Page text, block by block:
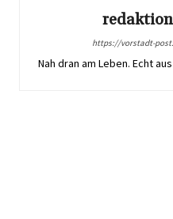
redaktion
https://vorstadt-
Nah dran am Leben. Echt